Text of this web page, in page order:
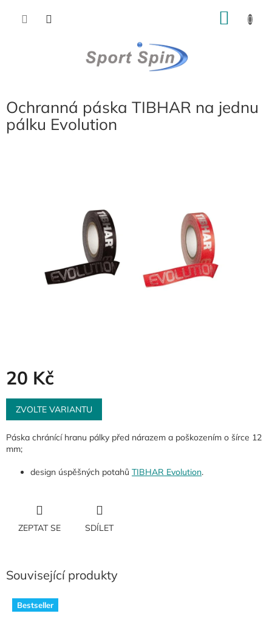
Ochranná páska TIBHAR na jednu
pálku Evolution
20 Kč
Měrná
cena:
ZVOLTE VARIANTU
Páska chránící hranu pálky před nárazem a poškozením o šírce 12
mm;
design úspěšných potahů TIBHAR Evolution.
ZEPTAT SE SDÍLET
Související produkty
Bestseller